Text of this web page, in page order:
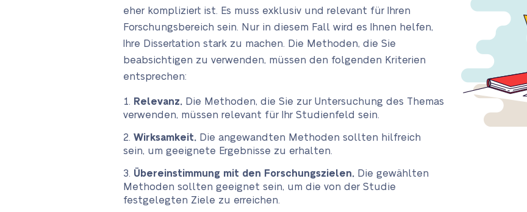
eher kompliziert ist. Es muss exklusiv und relevant für Ihren
Forschungsbereich sein. Nur in diesem Fall wird es Ihnen helfen,
Ihre Dissertation stark zu machen. Die Methoden, die Sie
beabsichtigen zu verwenden, müssen den folgenden Kriterien
entsprechen:
Relevanz. Die Methoden, die Sie zur Untersuchung des Themas
verwenden, müssen relevant für Ihr Studienfeld sein.
Wirksamkeit. Die angewandten Methoden sollten hilfreich
sein, um geeignete Ergebnisse zu erhalten.
Übereinstimmung mit den Forschungszielen. Die gewählten
Methoden sollten geeignet sein, um die von der Studie
festgelegten Ziele zu erreichen.